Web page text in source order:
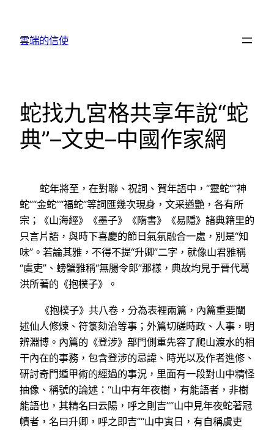
雲端的信使
蛇找九宮格共享年說“蛇
典”–文史–中國作家網
蛇年將至，在對聯、祝詞、賀年語中，“靈蛇”“神
蛇”“金蛇”“福蛇”等詞匯幾次現身，文采遒艷，各有所
宗；《山海經》《墨子》《隋書》《易隱》諸典籍里的
只言片語，與時下喜慶的節日氣氛融合一處，別是“知
味”。若論其雅，不得不提“升卿”二字，就像山君雅稱
“虞吏”、螃蟹雅稱“無腸令郎”那樣，典故均見于晉代葛
洪所著的《抱樸子》。
《抱樸子》共八卷，分為表裡兩篇，內篇重要闡
述仙人修煉、符箓劾治等事；外篇切磋時政、人事，明
辨淵博。內篇的《登涉》部門側重先容了爬山渡水的相
干內在的事務，包含登涉的忌諱、時光以及作者進修、
研討奇門遁甲術的經過的事況，里面有一段對山中精怪
抽像、稱號的論述：“山中有年夜樹，有能語者，非樹
能語也，其精名曰云陽，呼之則吉”“山中見年夜蛇著冠
幘者，名曰升卿，呼之即吉”“山中寅日，有自稱虞吏